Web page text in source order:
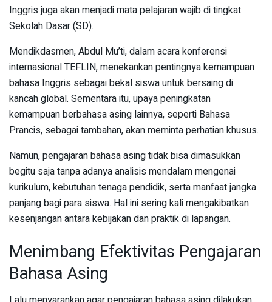
Inggris juga akan menjadi mata pelajaran wajib di tingkat
Sekolah Dasar (SD).
Mendikdasmen, Abdul Mu’ti, dalam acara konferensi
internasional TEFLIN, menekankan pentingnya kemampuan
bahasa Inggris sebagai bekal siswa untuk bersaing di
kancah global. Sementara itu, upaya peningkatan
kemampuan berbahasa asing lainnya, seperti Bahasa
Prancis, sebagai tambahan, akan meminta perhatian khusus.
Namun, pengajaran bahasa asing tidak bisa dimasukkan
begitu saja tanpa adanya analisis mendalam mengenai
kurikulum, kebutuhan tenaga pendidik, serta manfaat jangka
panjang bagi para siswa. Hal ini sering kali mengakibatkan
kesenjangan antara kebijakan dan praktik di lapangan.
Menimbang Efektivitas Pengajaran
Bahasa Asing